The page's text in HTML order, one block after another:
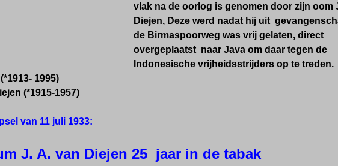
vlak na de oorlog is genomen door zijn oom
Diejen, Deze werd nadat hij uit
de Birmaspoorweg was vrij gelaten, direct
overgeplaatst naar Java om daar tegen de
Indonesische vrijheidsstrijders op te treden.
1995)
(*1915-1957)
van 11 juli 1933:
J. A. van Diejen 25 jaar in de tabak